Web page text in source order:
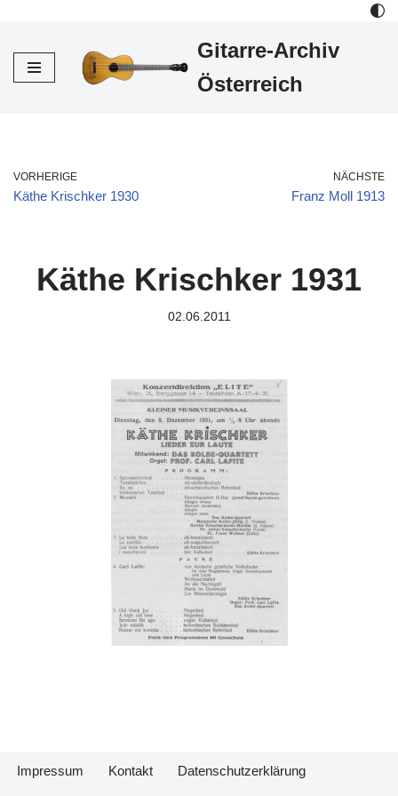
Inhalt
Gitarre-Archiv
Österreich
VORHERIGE
Käthe Krischker 1930
NÄCHSTE
Franz Moll 1913
Käthe Krischker 1931
02.06.2011
Impressum Kontakt Datenschutzerklärung